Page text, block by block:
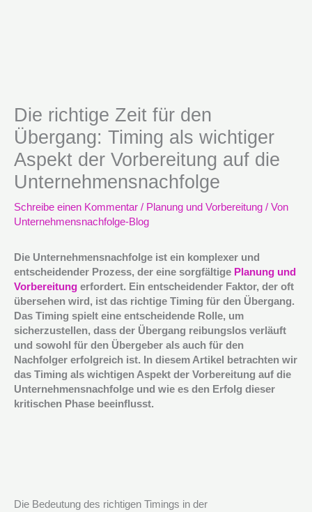
Die richtige Zeit für den
Übergang: Timing als wichtiger
Aspekt der Vorbereitung auf die
Unternehmensnachfolge
Schreibe einen Kommentar / Planung und Vorbereitung / Von
Unternehmensnachfolge-Blog
Die Unternehmensnachfolge ist ein komplexer und
entscheidender Prozess, der eine sorgfältige Planung und
Vorbereitung erfordert. Ein entscheidender Faktor, der oft
übersehen wird, ist das richtige Timing für den Übergang.
Das Timing spielt eine entscheidende Rolle, um
sicherzustellen, dass der Übergang reibungslos verläuft
und sowohl für den Übergeber als auch für den
Nachfolger erfolgreich ist. In diesem Artikel betrachten wir
das Timing als wichtigen Aspekt der Vorbereitung auf die
Unternehmensnachfolge und wie es den Erfolg dieser
kritischen Phase beeinflusst.
Die Bedeutung des richtigen Timings in der